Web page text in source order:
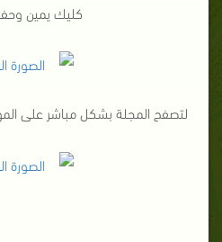
كليك يمين
لتصفح المجلة بشكل مباشر على